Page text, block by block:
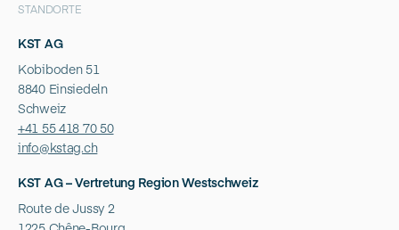
STANDORTE
KST AG
Kobiboden 51
8840 Einsiedeln
Schweiz
+41 55 418 70 50
info@kstag.ch
KST AG – Vertretung Region Westschweiz
Route de Jussy 2